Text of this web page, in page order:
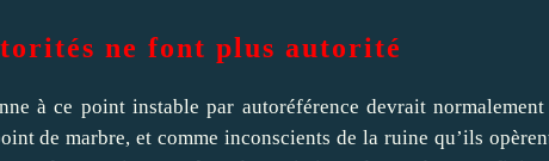
ne font plus autorité
à ce point instable par autoréférence devrait
de marbre, et comme inconscients de la ruine qu’ils